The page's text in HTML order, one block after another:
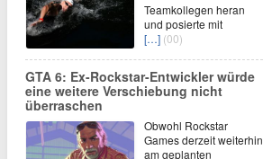
Teamkollegen heran
und posierte mit
[…] (00)
GTA 6: Ex-Rockstar-Entwickler würde
eine weitere Verschiebung nicht
überraschen
Obwohl Rockstar
Games derzeit weiterhin
am geplanten